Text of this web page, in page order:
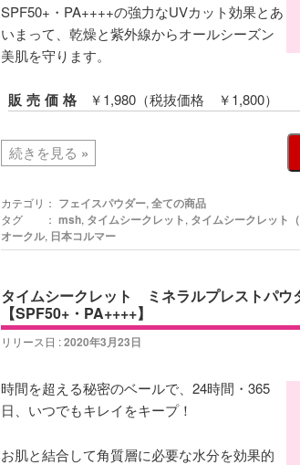
SPF50+・PA++++の強力なUVカット効果とあ
いまって、乾燥と紫外線からオールシーズン
美肌を守ります。
販売価格 ￥1,980（税抜価格 ￥1,800）
続きを見る »
カテゴリ： フェイスパウダー, 全ての商品
タグ ： msh, タイムシークレット, タイムシークレット
オークル, 日本コルマー
タイムシークレット ミネラルプレストパ
【SPF50+・PA++++】
リリース日 :2020年3月23日
時間を超える秘密のベールで、24時間・365
日、いつでもキレイをキープ！
お肌と結合して角質層に必要な水分を効果的